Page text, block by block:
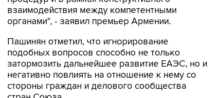
взаимодействия между компетентными
органами", - заявил премьер Армении.
Пашинян отметил, что игнорирование
подобных вопросов способно не только
затормозить дальнейшее развитие ЕАЭС, но и
негативно повлиять на отношение к нему со
стороны граждан и делового сообщества